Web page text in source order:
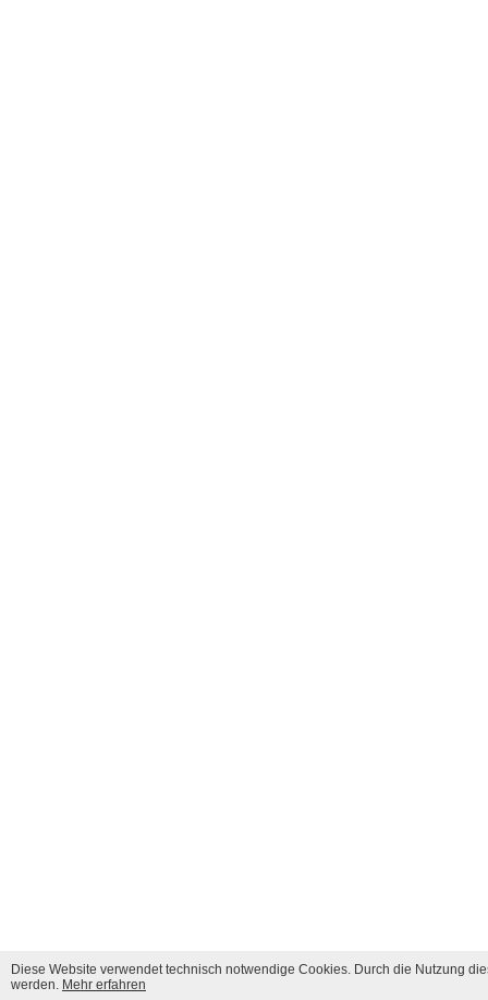
Diese Website verwendet technisch notwendige Cookies. Durch die Nutzung
werden. Mehr erfahren